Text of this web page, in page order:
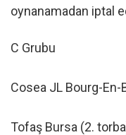
oynanamadan iptal
C Grubu
Cosea JL Bourg-
Tofaş Bursa (2.